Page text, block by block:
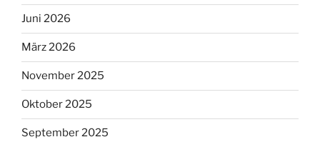
Juni 2026
März 2026
November 2025
Oktober 2025
September 2025